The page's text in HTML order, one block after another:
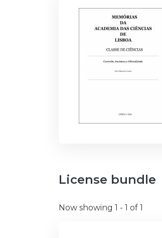
License bundle
Now showing 1 - 1 of 1